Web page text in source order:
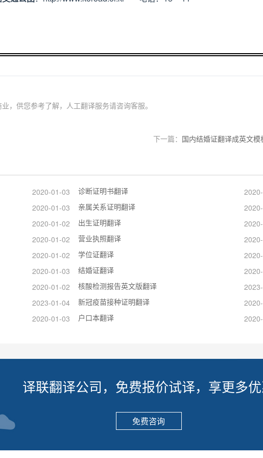
，供您参考了解，人工翻译服务请咨询客服。
下一篇： 国内结婚证翻译成英文模
2020-01-03 诊断证明书翻译
2020-01-03 亲属关系证明翻译
2020-01-02 出生证明翻译
2020-01-02 营业执照翻译
2020-01-02 学位证翻译
2020-01-03 结婚证翻译
2020-01-02 核酸检测报告英文版翻译
2023-01-04 新冠疫苗接种证明翻译
2020-01-03 户口本翻译
译联翻译公司，免费报价试译，享更多
免费咨询